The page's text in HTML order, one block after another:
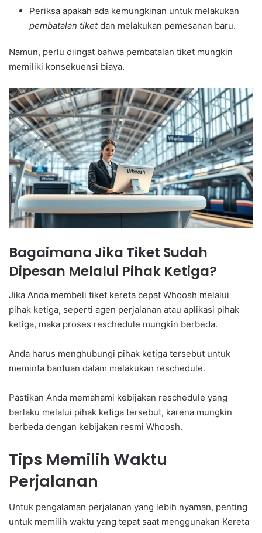
Periksa apakah ada kemungkinan untuk melakukan
pembatalan tiketdan melakukan pemesanan baru.
Namun, perlu diingat bahwa pembatalan tiket mungkin
memiliki konsekuensi biaya.
Bagaimana Jika Tiket Sudah
Dipesan Melalui Pihak Ketiga?
Jika Anda membeli tiket kereta cepat Whoosh melalui
pihak ketiga, seperti agen perjalanan atau aplikasi pihak
ketiga, maka proses reschedule mungkin berbeda.
Anda harus menghubungi pihak ketiga tersebut untuk
meminta bantuan dalam melakukan reschedule.
Pastikan Anda memahami kebijakan reschedule yang
berlaku melalui pihak ketiga tersebut, karena mungkin
berbeda dengan kebijakan resmi Whoosh.
Tips Memilih Waktu
Perjalanan
Untuk pengalaman perjalanan yang lebih nyaman, penting
untuk memilih waktu yang tepat saat menggunakan Kereta